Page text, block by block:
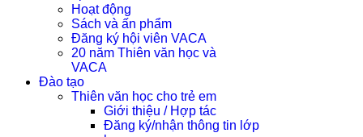
Hoạt động
Sách và ấn phẩm
Đăng ký hội viên VACA
20 năm Thiên văn học và
VACA
Đào tạo
Thiên văn học cho trẻ em
Giới thiệu / Hợp tác
Đăng ký/nhận thông tin lớp